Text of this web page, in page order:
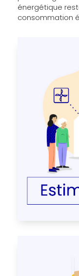
énergétique
consommation